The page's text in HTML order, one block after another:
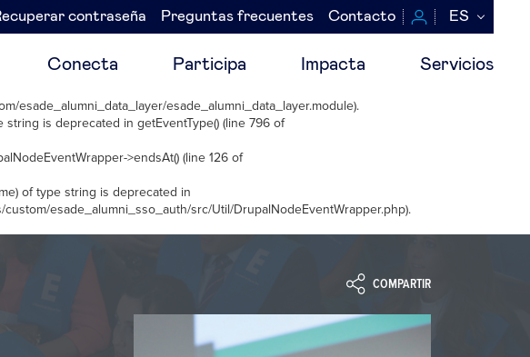
contraseña Preguntas frecuentes Contacto ES
Conecta Participa Impacta Servicios
esade_alumni_data_layer/esade_alumni_data_layer.module).
string is deprecated ingetEventType() (line796 of
>endsAt() (line126 of
of type string is deprecated in
custom/esade_alumni_sso_auth/src/Util/DrupalNodeEventWrapper.php).
COMPARTIR